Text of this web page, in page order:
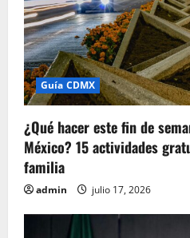
Guía CDMX
¿Qué hacer este fin de
México? 15 actividades
familia
admin julio 17, 2026